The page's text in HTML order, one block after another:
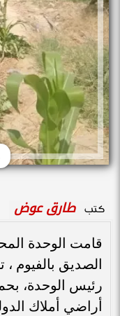
كتب طارق عوض
قامت الوحدة
الصديق
رئيس الوحدة،
أراضي أملاك